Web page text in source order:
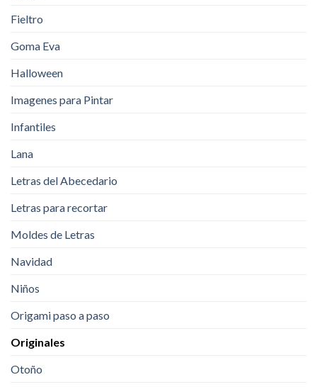
Fieltro
Goma Eva
Halloween
Imagenes para Pintar
Infantiles
Lana
Letras del Abecedario
Letras para recortar
Moldes de Letras
Navidad
Niños
Origami paso a paso
Originales
Otoño